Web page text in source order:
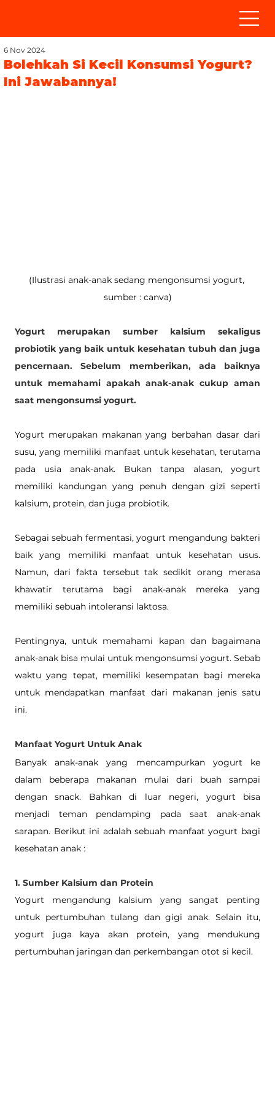
Bolehkah Si Kecil Konsumsi Yogurt?
Ini Jawabannya!
6 Nov 2024
(Ilustrasi anak-anak sedang mengonsumsi yogurt,
sumber : canva)
Yogurt merupakan sumber kalsium sekaligus
probiotik yang baik untuk kesehatan tubuh dan juga
pencernaan. Sebelum memberikan, ada baiknya
untuk memahami apakah anak-anak cukup aman
saat mengonsumsi yogurt.
Yogurt merupakan makanan yang berbahan dasar dari
susu, yang memiliki manfaat untuk kesehatan, terutama
pada usia anak-anak. Bukan tanpa alasan, yogurt
memiliki kandungan yang penuh dengan gizi seperti
kalsium, protein, dan juga probiotik.
Sebagai sebuah fermentasi, yogurt mengandung bakteri
baik yang memiliki manfaat untuk kesehatan usus.
Namun, dari fakta tersebut tak sedikit orang merasa
khawatir terutama bagi anak-anak mereka yang
memiliki sebuah intoleransi laktosa.
Pentingnya, untuk memahami kapan dan bagaimana
anak-anak bisa mulai untuk mengonsumsi yogurt. Sebab
waktu yang tepat, memiliki kesempatan bagi mereka
untuk mendapatkan manfaat dari makanan jenis satu
ini.
Manfaat Yogurt Untuk Anak
Banyak anak-anak yang mencampurkan yogurt ke
dalam beberapa makanan mulai dari buah sampai
dengan snack. Bahkan di luar negeri, yogurt bisa
menjadi teman pendamping pada saat anak-anak
sarapan. Berikut ini adalah sebuah manfaat yogurt bagi
kesehatan anak :
1. Sumber Kalsium dan Protein
Yogurt mengandung kalsium yang sangat penting
untuk pertumbuhan tulang dan gigi anak. Selain itu,
yogurt juga kaya akan protein, yang mendukung
pertumbuhan jaringan dan perkembangan otot si kecil.